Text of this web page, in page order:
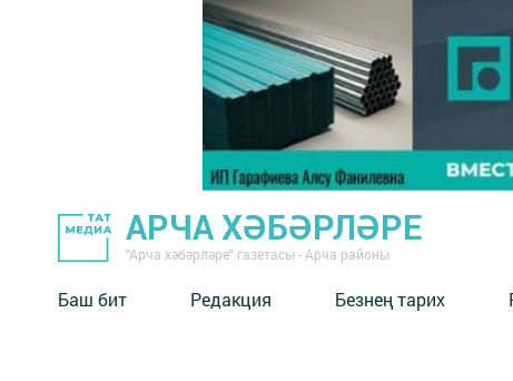
АРЧА ХӘБӘРЛӘРЕ
"Арча хәбәрләре" газетасы - Арча районы
Баш бит Редакция Безнең тарих